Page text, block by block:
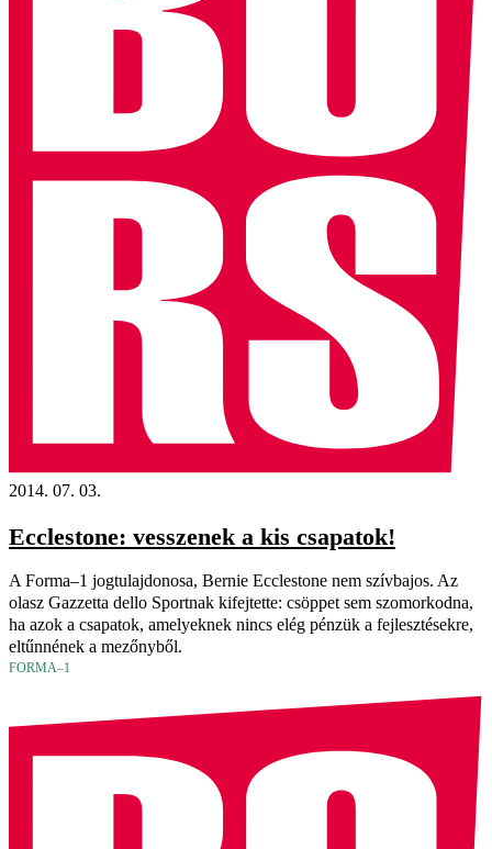
2014. 07. 03.
Ecclestone: vesszenek a kis csapatok!
A Forma–1 jogtulajdonosa, Bernie Ecclestone nem szívbajos. Az
olasz Gazzetta dello Sportnak kifejtette: csöppet sem szomorkodna,
ha azok a csapatok, amelyeknek nincs elég pénzük a fejlesztésekre,
eltűnnének a mezőnyből.
FORMA–1